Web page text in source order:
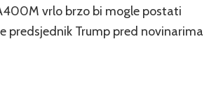
vrlo brzo bi mogle postati
predsjednik Trump pred novinarima